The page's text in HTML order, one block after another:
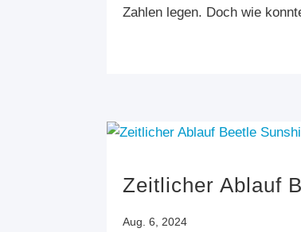
Zahlen legen. Doch wie
Zeitlicher Ablauf
Aug. 6, 2024